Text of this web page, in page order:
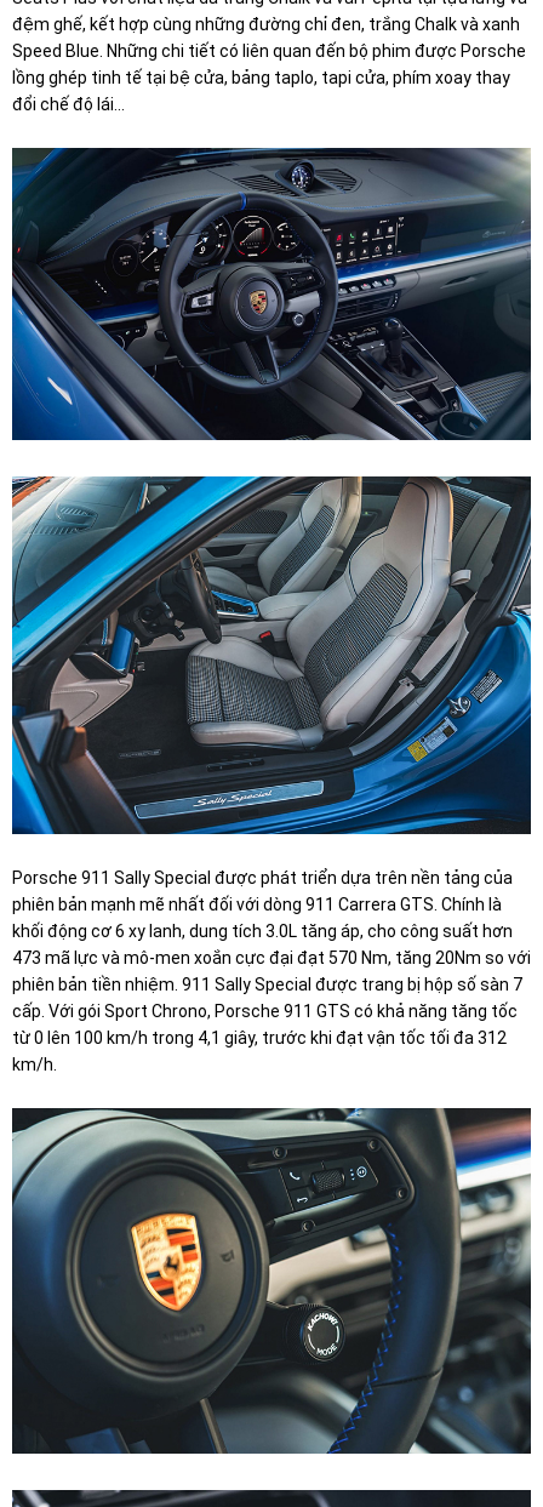
đệm ghế, kết hợp cùng những đường chỉ đen, trắng Chalk và xanh
Speed Blue. Những chi tiết có liên quan đến bộ phim được Porsche
lồng ghép tinh tế tại bệ cửa, bảng taplo, tapi cửa, phím xoay thay
đổi chế độ lái...
Porsche 911 Sally Special được phát triển dựa trên nền tảng của
phiên bản mạnh mẽ nhất đối với dòng 911 Carrera GTS. Chính là
khối động cơ 6 xy lanh, dung tích 3.0L tăng áp, cho công suất hơn
473 mã lực và mô-men xoắn cực đại đạt 570 Nm, tăng 20Nm so với
phiên bản tiền nhiệm. 911 Sally Special được trang bị hộp số sàn 7
cấp. Với gói Sport Chrono, Porsche 911 GTS có khả năng tăng tốc
từ 0 lên 100 km/h trong 4,1 giây, trước khi đạt vận tốc tối đa 312
km/h.